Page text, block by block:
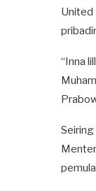
United
“Inna